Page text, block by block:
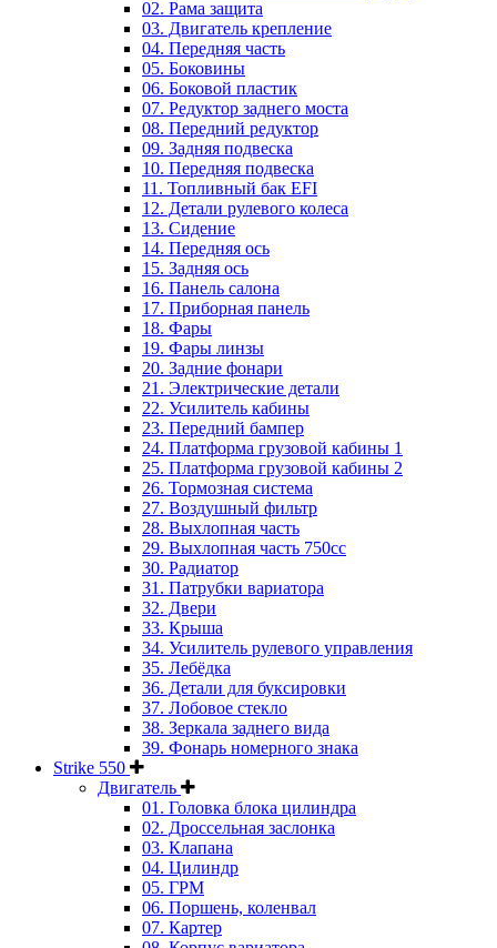
02. Рама защита
03. Двигатель крепление
04. Передняя часть
05. Боковины
06. Боковой пластик
07. Редуктор заднего моста
08. Передний редуктор
09. Задняя подвеска
10. Передняя подвеска
11. Топливный бак EFI
12. Детали рулевого колеса
13. Сидение
14. Передняя ось
15. Задняя ось
16. Панель салона
17. Приборная панель
18. Фары
19. Фары линзы
20. Задние фонари
21. Электрические детали
22. Усилитель кабины
23. Передний бампер
24. Платформа грузовой кабины 1
25. Платформа грузовой кабины 2
26. Тормозная система
27. Воздушный фильтр
28. Выхлопная часть
29. Выхлопная часть 750cc
30. Радиатор
31. Патрубки вариатора
32. Двери
33. Крыша
34. Усилитель рулевого управления
35. Лебёдка
36. Детали для буксировки
37. Лобовое стекло
38. Зеркала заднего вида
39. Фонарь номерного знака
Strike 550
Двигатель
01. Головка блока цилиндра
02. Дроссельная заслонка
03. Клапана
04. Цилиндр
05. ГРМ
06. Поршень, коленвал
07. Картер